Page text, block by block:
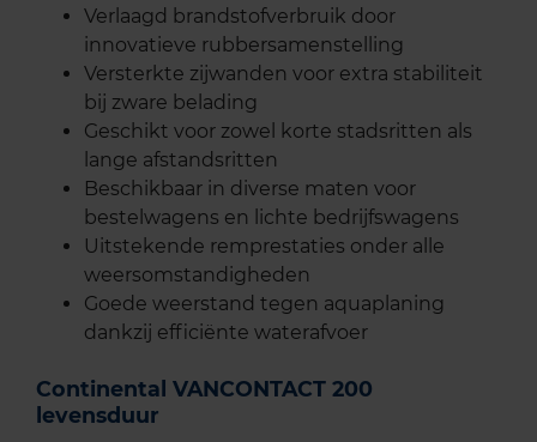
Verlaagd brandstofverbruik door
innovatieve rubbersamenstelling
Versterkte zijwanden voor extra stabiliteit
bij zware belading
Geschikt voor zowel korte stadsritten als
lange afstandsritten
Beschikbaar in diverse maten voor
bestelwagens en lichte bedrijfswagens
Uitstekende remprestaties onder alle
weersomstandigheden
Goede weerstand tegen aquaplaning
dankzij efficiënte waterafvoer
Continental VANCONTACT 200
levensduur